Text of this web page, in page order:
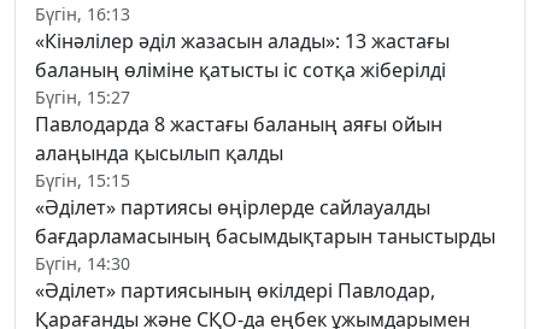
Бүгін, 16:13
«Кінәлілер әділ жазасын алады»: 13 жастағы
баланың өліміне қатысты іс сотқа жіберілді
Бүгін, 15:27
Павлодарда 8 жастағы баланың аяғы ойын
алаңында қысылып қалды
Бүгін, 15:15
«Әділет» партиясы өңірлерде сайлауалды
бағдарламасының басымдықтарын таныстырды
Бүгін, 14:30
«Әділет» партиясының өкілдері Павлодар,
Қарағанды және СҚО-да еңбек ұжымдарымен